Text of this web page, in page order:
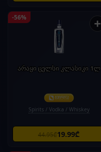
-56% +
არაყი ცელსი კლასიკი 1ლ
Spirits / Vodka / Whiskey
44.95₾19.99₾